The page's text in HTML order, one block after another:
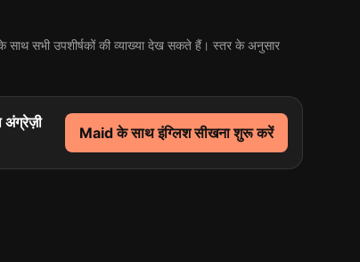
सभी उपशीर्षकों की व्याख्या देख सकते हैं। स्तर के अनुसार
Maid के साथ इंग्लिश सीखना शुरू करें